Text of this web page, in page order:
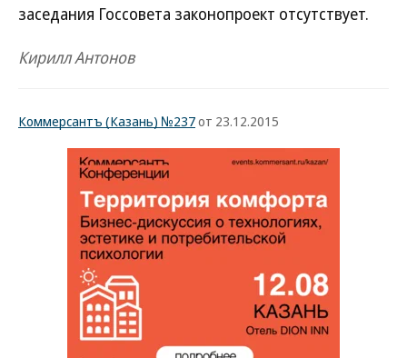
заседания Госсовета законопроект отсутствует.
Кирилл Антонов
Коммерсантъ (Казань) №237от 23.12.2015